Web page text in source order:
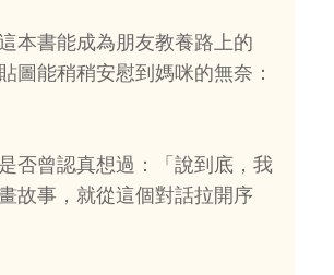
本書能成為朋友教養路上的
圖能稍稍安慰到媽咪的無奈：
否曾認真想過：「說到底，我
故事，就從這個對話拉開序